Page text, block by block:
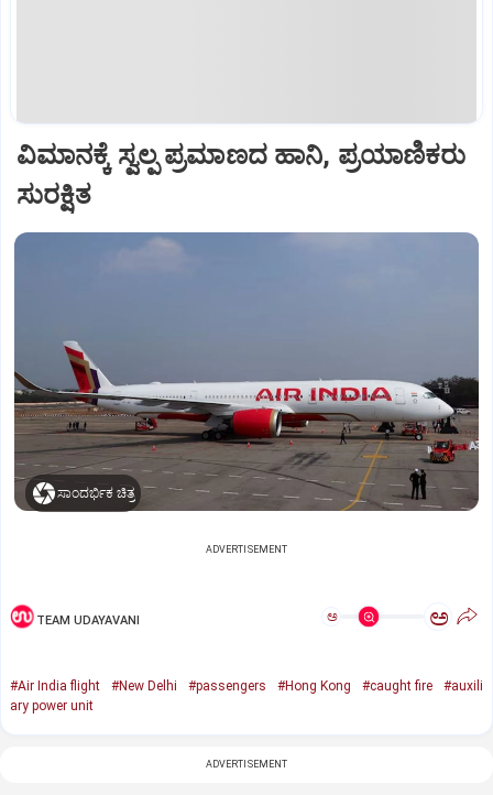
ವಿಮಾನಕ್ಕೆ ಸ್ವಲ್ಪ ಪ್ರಮಾಣದ ಹಾನಿ, ಪ್ರಯಾಣಿಕರು
ಸುರಕ್ಷಿತ
ಸಾಂದರ್ಭಿಕ ಚಿತ್ರ
ADVERTISEMENT
TEAM UDAYAVANI ಅ ಅ
#Air India flight #New Delhi #passengers #Hong Kong #caught fire
#auxili
ary power unit
ADVERTISEMENT